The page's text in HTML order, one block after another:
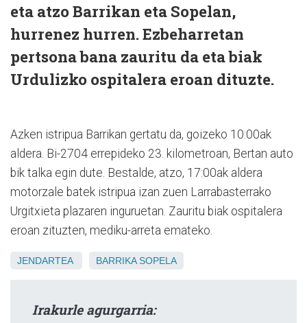
eta atzo Barrikan eta Sopelan,
hurrenez hurren. Ezbeharretan
pertsona bana zauritu da eta biak
Urdulizko ospitalera eroan dituzte.
Azken istripua Barrikan gertatu da, goizeko 10:00ak
aldera. Bi-2704 errepideko 23. kilometroan, Bertan auto
bik talka egin dute. Bestalde, atzo, 17:00ak aldera
motorzale batek istripua izan zuen Larrabasterrako
Urgitxieta plazaren inguruetan. Zauritu biak ospitalera
eroan zituzten, mediku-arreta emateko.
JENDARTEA BARRIKA SOPELA
Irakurle agurgarria: